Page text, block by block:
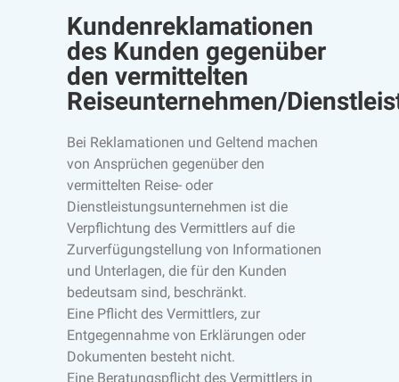
Kundenreklamationen
des Kunden gegenüber
den vermittelten
Reiseunternehmen/
Bei Reklamationen und Geltend machen
von Ansprüchen gegenüber den
vermittelten Reise- oder
Dienstleistungsunternehmen ist die
Verpflichtung des Vermittlers auf die
Zurverfügungstellung von Informationen
und Unterlagen, die für den Kunden
bedeutsam sind, beschränkt.
Eine Pflicht des Vermittlers, zur
Entgegennahme von Erklärungen oder
Dokumenten besteht nicht.
Eine Beratungspflicht des Vermittlers in